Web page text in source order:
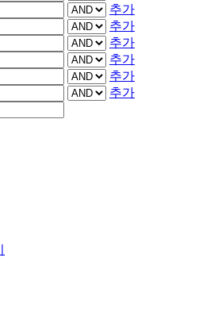
추가
추가
추가
추가
추가
추가